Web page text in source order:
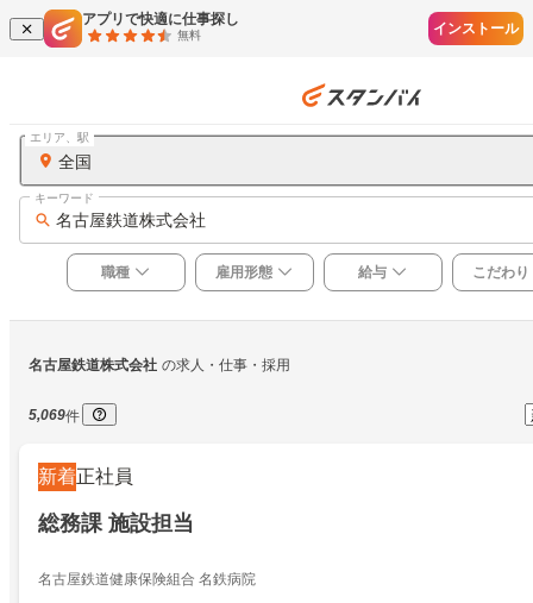
アプリで快適に仕事探し
無料 インストール
全国
エリア、駅
名古屋鉄道株式会社
キーワード
職種 雇用形態 給与 こだわり
名古屋鉄道株式会社 の求人・仕事・採用
5,069件
新着正社員
総務課 施設担当
名古屋鉄道健康保険組合 名鉄病院